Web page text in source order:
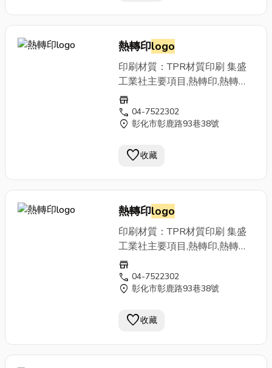
熱轉印logo
印刷材質：TPR材質印刷 集盛
工業社主要項目,熱轉印,熱轉印
紙,轉印紙,熱轉印馬克杯,塑膠熱
轉印,木材熱轉印,塑膠湯匙熱轉
印,熱轉印膜,彰化熱轉印,台中熱
store
call 04-7522302
location_on 彰化市彰鹿路93巷38號
favorite收藏
熱轉印logo
印刷材質：TPR材質印刷 集盛
工業社主要項目,熱轉印,熱轉印
紙,轉印紙,熱轉印馬克杯,塑膠熱
轉印,木材熱轉印,塑膠湯匙熱轉
印,熱轉印膜,彰化熱轉印,台中熱
store
call 04-7522302
location_on 彰化市彰鹿路93巷38號
favorite收藏